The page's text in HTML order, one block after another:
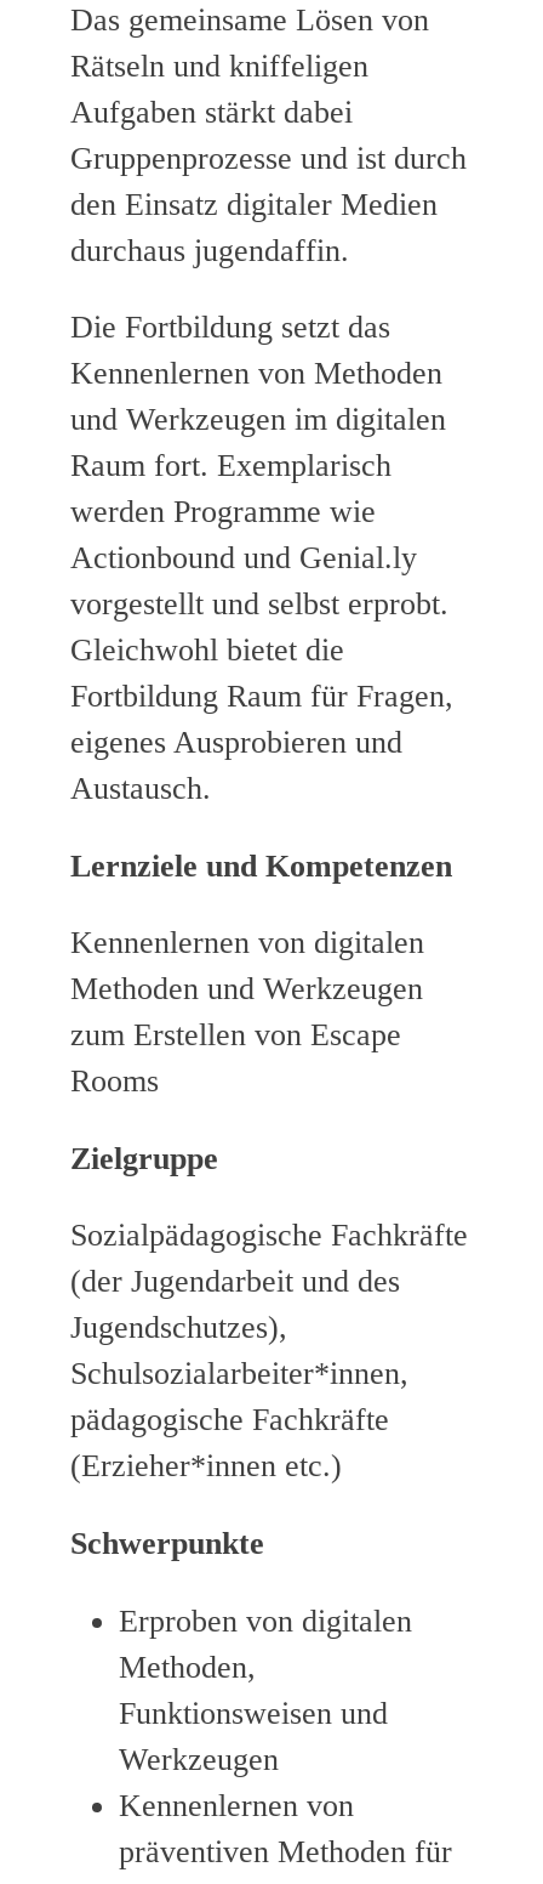
Das gemeinsame Lösen von
Rätseln und kniffeligen
Aufgaben stärkt dabei
Gruppenprozesse und ist durch
den Einsatz digitaler Medien
durchaus jugendaffin.
Die Fortbildung setzt das
Kennenlernen von Methoden
und Werkzeugen im digitalen
Raum fort. Exemplarisch
werden Programme wie
Actionbound und Genial.ly
vorgestellt und selbst erprobt.
Gleichwohl bietet die
Fortbildung Raum für Fragen,
eigenes Ausprobieren und
Austausch.
Lernziele und Kompetenzen
Kennenlernen von digitalen
Methoden und Werkzeugen
zum Erstellen von Escape
Rooms
Zielgruppe
Sozialpädagogische Fachkräfte
(der Jugendarbeit und des
Jugendschutzes),
Schulsozialarbeiter*innen,
pädagogische Fachkräfte
(Erzieher*innen etc.)
Schwerpunkte
Erproben von digitalen
Methoden,
Funktionsweisen und
Werkzeugen
Kennenlernen von
präventiven Methoden für